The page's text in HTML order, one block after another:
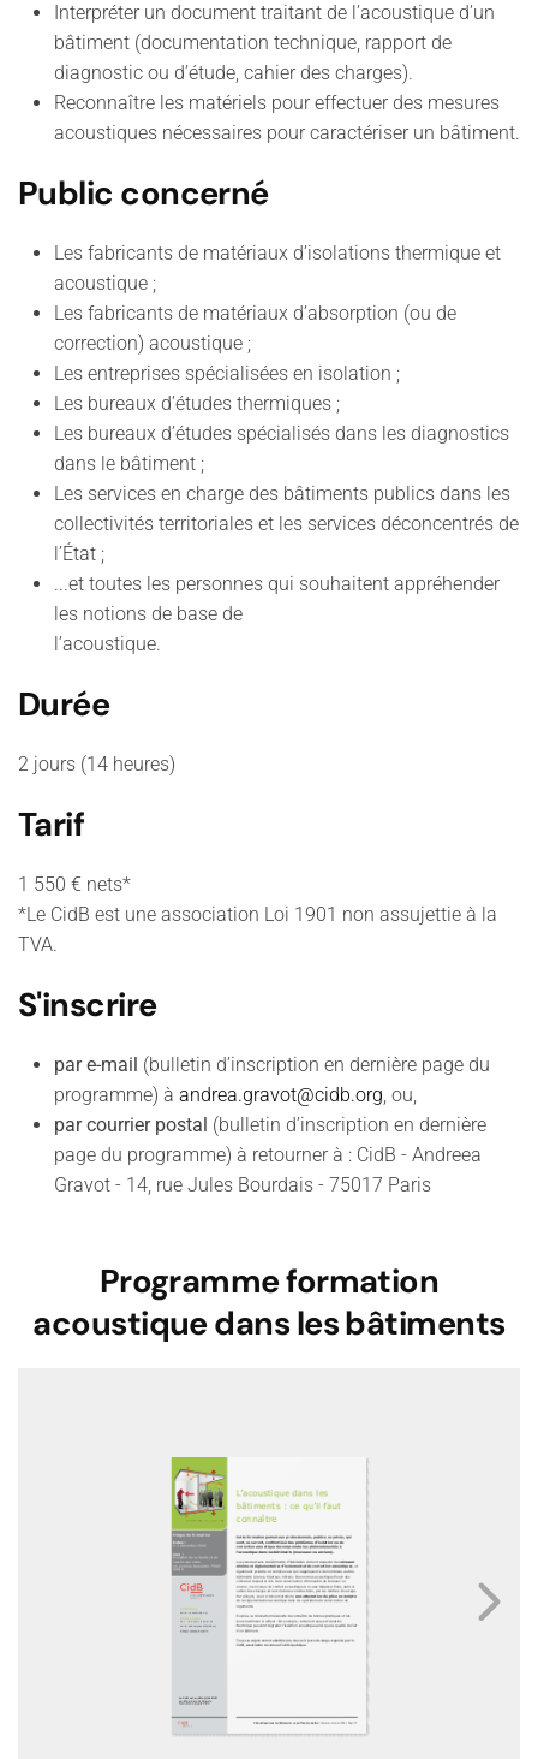
Interpréter un document traitant de l’acoustique d’un
bâtiment (documentation technique, rapport de
diagnostic ou d’étude, cahier des charges).
Reconnaître les matériels pour effectuer des mesures
acoustiques nécessaires pour caractériser un bâtiment.
Public concerné
Les fabricants de matériaux d’isolations thermique et
acoustique ;
Les fabricants de matériaux d’absorption (ou de
correction) acoustique ;
Les entreprises spécialisées en isolation ;
Les bureaux d’études thermiques ;
Les bureaux d’études spécialisés dans les diagnostics
dans le bâtiment ;
Les services en charge des bâtiments publics dans les
collectivités territoriales et les services déconcentrés de
l’État ;
...et toutes les personnes qui souhaitent appréhender
les notions de base de
l’acoustique.
Durée
2 jours (14 heures)
Tarif
1 550 € nets*
*Le CidB est une association Loi 1901 non assujettie à la
TVA.
S'inscrire
par e-mail (bulletin d’inscription en dernière page du
programme) à andrea.gravot@cidb.org, ou,
par courrier postal (bulletin d’inscription en dernière
page du programme) à retourner à : CidB - Andreea
Gravot - 14, rue Jules Bourdais - 75017 Paris
Programme formation
acoustique dans les bâtiments